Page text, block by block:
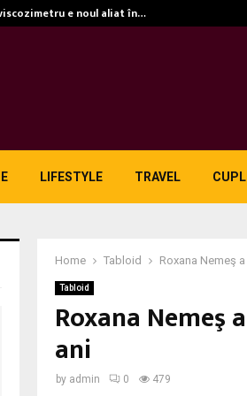
e noul aliat în…
LIFESTYLE TRAVEL
Home Tabloid Roxana Nemeş
Tabloid
Roxana Nemeş
ani
by admin 0 479